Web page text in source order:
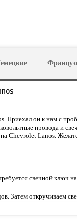
Приехал он к нам с
провода и
Chevrolet Lanos.
свечной ключ
Затем откручиваем